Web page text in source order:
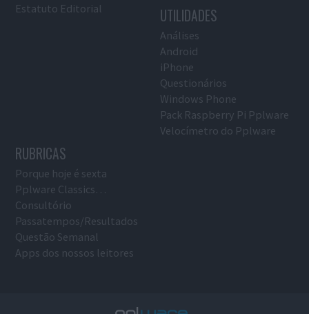
Estatuto Editorial
UTILIDADES
Análises
Android
iPhone
Questionários
Windows Phone
Pack Raspberry Pi Pplware
Velocímetro do Pplware
RUBRICAS
Porque hoje é sexta
Pplware Classics…
Consultório
Passatempos/Resultados
Questão Semanal
Apps dos nossos leitores